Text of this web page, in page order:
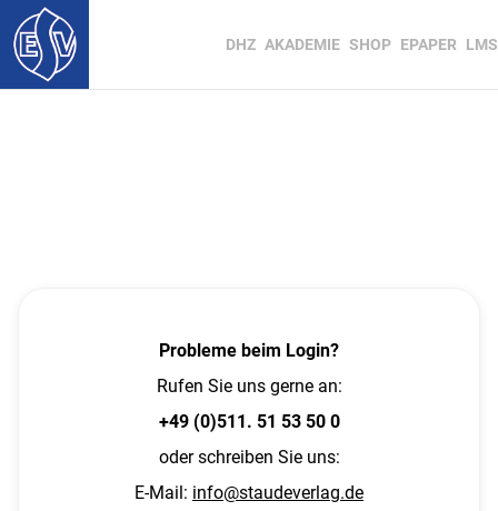
DHZ AKADEMIE SHOP EPAPER LMS
Probleme beim Login?
Rufen Sie uns gerne an:
+49 (0)511. 51 53 50 0
oder schreiben Sie uns:
E-Mail: info@staudeverlag.de